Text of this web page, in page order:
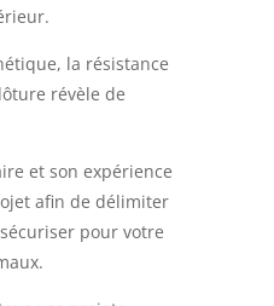
la résistance
révèle de
et son expérience
afin de délimiter
pour votre